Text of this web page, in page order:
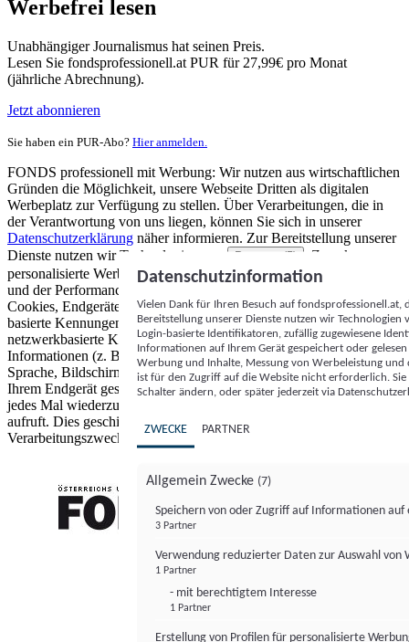
Werbefrei lesen
Unabhängiger Journalismus hat seinen Preis.
Lesen Sie fondsprofessionell.at PUR für 27,99€ pro Monat
(jährliche Abrechnung).
Jetzt abonnieren
Sie haben ein PUR-Abo? Hier anmelden.
FONDS professionell mit Werbung: Wir nutzen aus wirtschaftlichen
Gründen die Möglichkeit, unsere Webseite Dritten als digitalen
Werbeplatz zur Verfügung zu stellen. Über Verarbeitungen, die in
der Verantwortung von uns liegen, können Sie sich in unserer
Datenschutzerklärung näher informieren. Zur Bereitstellung unserer
Dienste nutzen wir Technologien von
Partnern (5)
. Zwecke:
personalisierte Werbung und Inhalte, Messung von Werbeleistung
und der Performance von Inhalten sowie Zielgruppenforschung.
Cookies, Endgeräte- oder ähnliche Online-Kennungen (z. B. login-
basierte Kennungen, zufällig generierte Kennungen,
netzwerkbasierte Kennungen) können zusammen mit anderen
Informationen (z. B. Browsertyp und Browserinformationen,
Sprache, Bildschirmgröße, unterstützte Technologien usw.) auf
Ihrem Endgerät gespeichert oder von dort ausgelesen werden, um es
jedes Mal wiederzuerkennen, wenn es eine App oder einer Webseite
aufruft. Dies geschieht für einen oder mehrere der hier aufgeführten
Verarbeitungszwecke.
Datenschutzinformation
Vielen Dank für Ihren Besuch auf
Bereitstellung unserer Dienste nutzen wir Technologien
Login-basierte Identifikatoren, zufällig zugewiesene
Informationen auf Ihrem Gerät gespeichert oder
Werbung und Inhalte, Messung von Werbeleistung
ist für den Zugriff auf die Website nicht erforderlich.
Schalter ändern, oder später jederzeit via
ZWECKE PARTNER
Allgemein Zwecke (7)
Speichern von oder Zugriff auf Informationen auf
3 Partner
Verwendung reduzierter Daten zur Auswahl von
1 Partner
- mit berechtigtem Interesse
1 Partner
Erstellung von Profilen für personalisierte
FONDS professionell